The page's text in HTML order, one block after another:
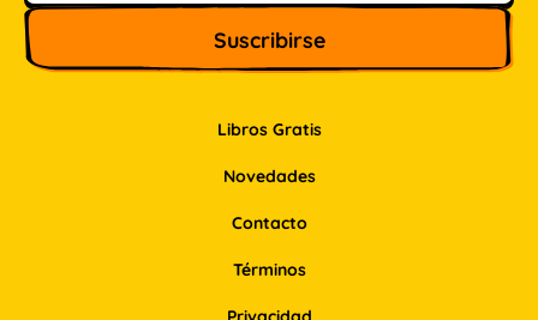
Libros Gratis
Novedades
Contacto
Términos